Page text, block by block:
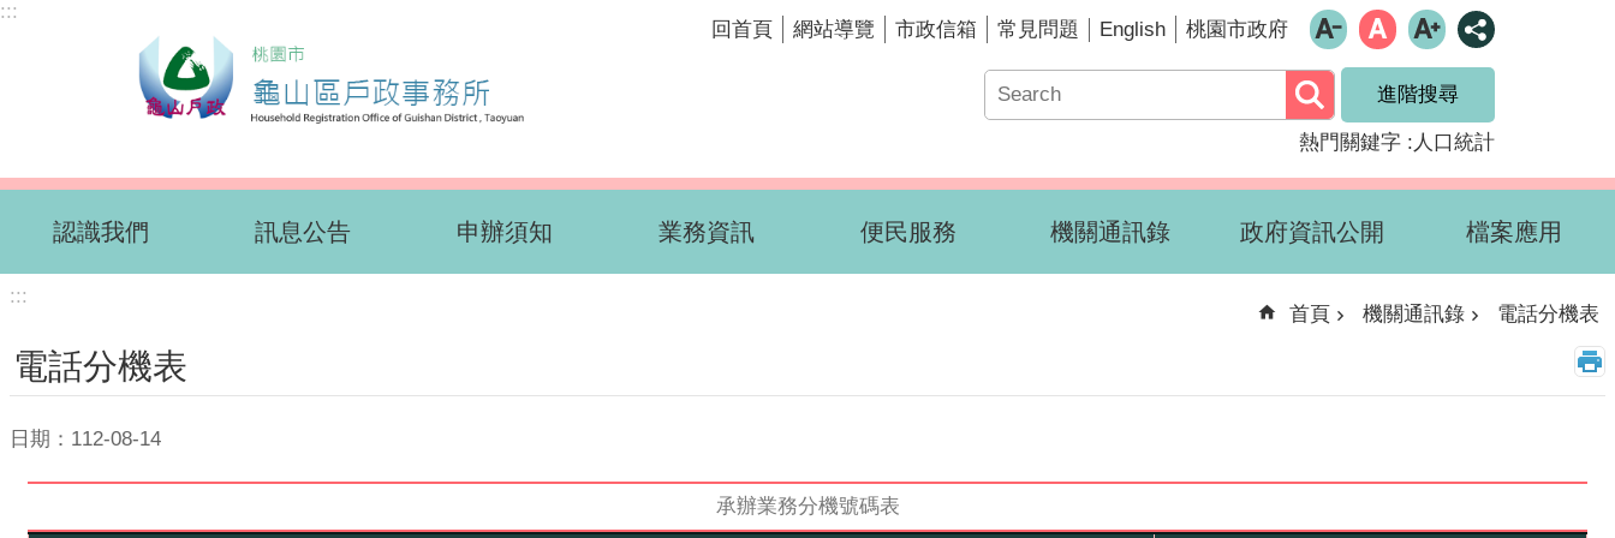
跳到主要內容區塊
:::
回首頁 網站導覽 市政信箱 常見問題 English 桃園市政府
進階搜尋
熱門關鍵字 人口統計
認識我們 訊息公告 申辦須知 業務資訊 便民服務 機關通訊錄 政府資訊公開 檔案應用
:::
首頁 機關通訊錄 電話分機表
電話分機表
日期：112-08-14
承辦業務分機號碼表